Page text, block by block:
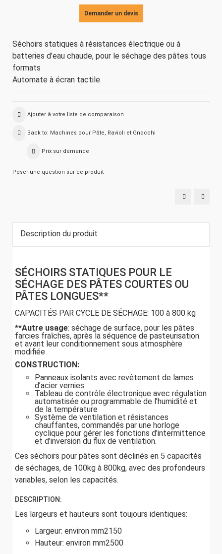
Demander un devis
Séchoirs statiques à résistances électrique ou à
batteries d’eau chaude, pour le séchage des pâtes tous
formats
Automate à écran tactile
Ajouter à votre liste de comparaison
Back to: Machines pour Pâte, Ravioli et Gnocchi
Prix sur demande
Poser une question sur ce produit
PRESSE
Description du produit
SÉCHOIRS STATIQUES POUR LE
SÉCHAGE DES PÂTES COURTES OU
PÂTES LONGUES**
CAPACITÉS PAR CYCLE DE SÉCHAGE: 100 à 800 kg
**Autre usage: séchage de surface, pour les pâtes
farcies fraîches, après la séquence de pasteurisation
et avant leur conditionnement sous atmosphère
modifiée
CONSTRUCTION:
Panneaux isolants avec revêtement de lames
d’acier vernies
Tableau de contrôle électronique avec régulation
automatisée ou programmable de l’humidité et
de la température
Système de ventilation et résistances
chauffantes, commandés par une horloge
cyclique pour gérer les fonctions d’intermittence
et d’inversion du flux de ventilation.
Ces séchoirs pour pâtes sont déclinés en 5 capacités
de séchages, de 100kg à 800kg, avec des profondeurs
variables, selon les capacités.
DESCRIPTION:
Les largeurs et hauteurs sont toujours identiques:
Largeur: environ mm2150
Hauteur: environ mm2500